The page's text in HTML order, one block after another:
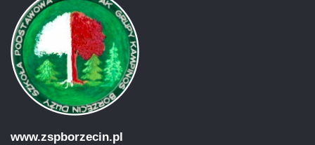
www.zspborzecin.pl